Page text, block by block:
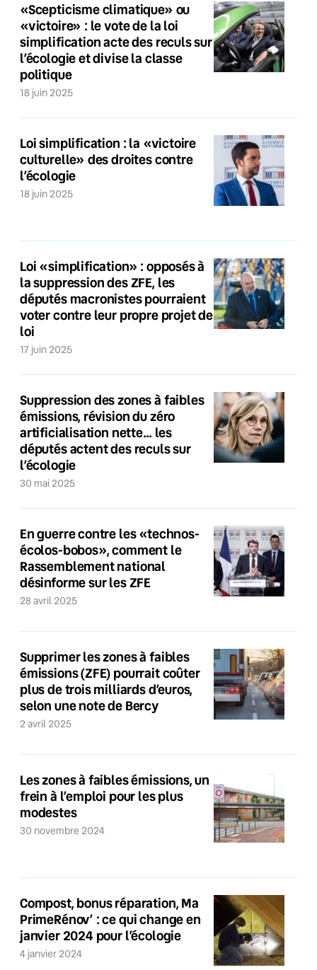
«Scepticisme climatique» ou
«victoire» : le vote de la loi
simplification acte des reculs sur
l’écologie et divise la classe
politique
18 juin 2025
Loi simplification : la «victoire
culturelle» des droites contre
l’écologie
18 juin 2025
Loi «simplification» : opposés à
la suppression des ZFE, les
députés macronistes pourraient
voter contre leur propre projet de
loi
17 juin 2025
Suppression des zones à faibles
émissions, révision du zéro
artificialisation nette… les
députés actent des reculs sur
l’écologie
30 mai 2025
En guerre contre les «technos-
écolos-bobos», comment le
Rassemblement national
désinforme sur les ZFE
28 avril 2025
Supprimer les zones à faibles
émissions (ZFE) pourrait coûter
plus de trois milliards d’euros,
selon une note de Bercy
2 avril 2025
Les zones à faibles émissions, un
frein à l’emploi pour les plus
modestes
30 novembre 2024
Compost, bonus réparation, Ma
PrimeRénov’ : ce qui change en
janvier 2024 pour l’écologie
4 janvier 2024